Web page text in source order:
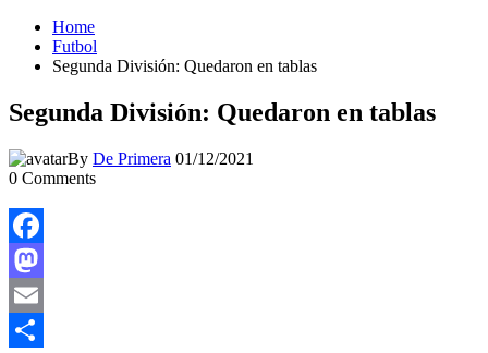
Home
Futbol
Segunda División: Quedaron en tablas
Segunda División: Quedaron en tablas
By De Primera 01/12/2021
0 Comments
Facebook
Mastodon
Email